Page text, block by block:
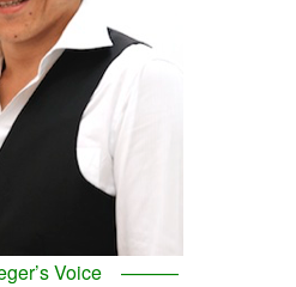
Voice ———